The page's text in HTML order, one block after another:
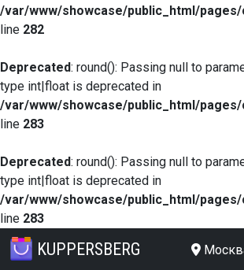
/var/www/showcase/public_html/
line 282
Deprecated: round(): Passing null to
type int|float is deprecated in
/var/www/showcase/public_html/
line 283
Deprecated: round(): Passing null to
type int|float is deprecated in
/var/www/showcase/public_html/
line 283
KUPPERSBERG